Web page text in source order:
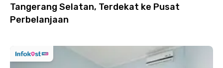
Tangerang Selatan, Terdekat ke Pusat
Perbelanjaan